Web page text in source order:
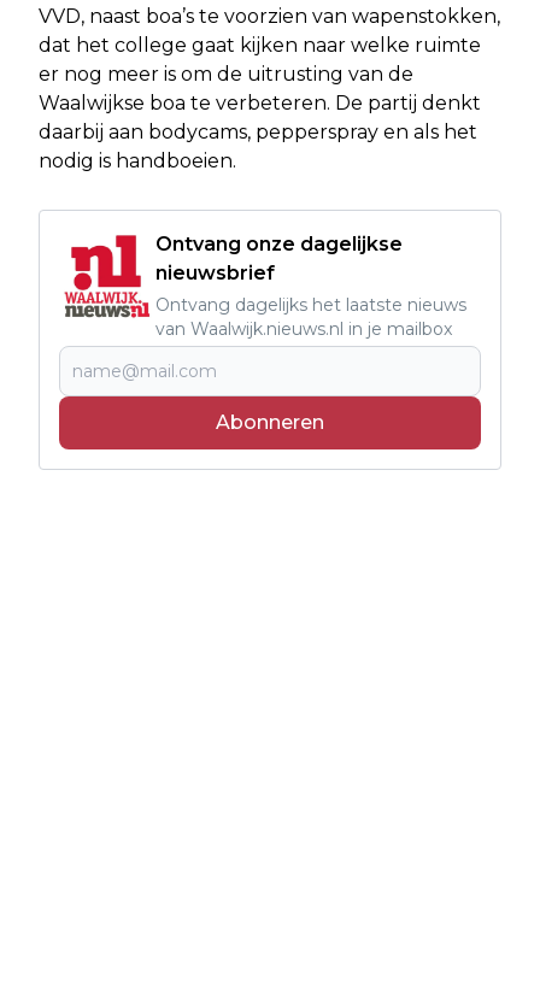
VVD, naast boa’s te voorzien van wapenstokken,
dat het college gaat kijken naar welke ruimte
er nog meer is om de uitrusting van de
Waalwijkse boa te verbeteren. De partij denkt
daarbij aan bodycams, pepperspray en als het
nodig is handboeien.
Ontvang onze dagelijkse
nieuwsbrief
Ontvang dagelijks het laatste nieuws
van Waalwijk.nieuws.nl in je mailbox
Abonneren